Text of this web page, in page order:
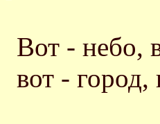
Вот - небо,
вот -